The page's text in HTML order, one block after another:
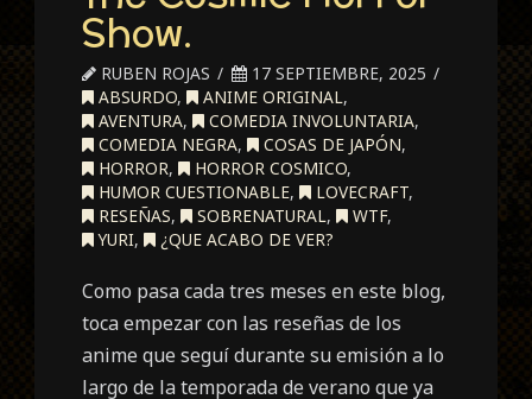
Show.
RUBEN ROJAS
17 SEPTIEMBRE, 2025
ABSURDO, ANIME ORIGINAL,
AVENTURA, COMEDIA INVOLUNTARIA,
COMEDIA NEGRA, COSAS DE JAPÓN,
HORROR, HORROR COSMICO,
HUMOR CUESTIONABLE, LOVECRAFT,
RESEÑAS, SOBRENATURAL, WTF,
YURI, ¿QUE ACABO DE VER?
Como pasa cada tres meses en este blog,
toca empezar con las reseñas de los
anime que seguí durante su emisión a lo
largo de la temporada de verano que ya